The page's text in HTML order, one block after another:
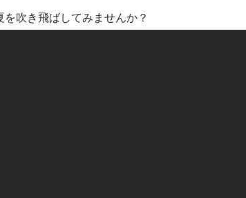
吹き飛ばしてみませんか？